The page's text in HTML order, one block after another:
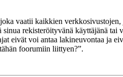
vaatii kaikkien
rekisteröityvänä käyttäjänä
eivät voi antaa lakineuvontaa ja
foorumiin liittyen?”.